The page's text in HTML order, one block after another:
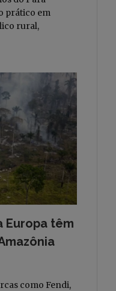
prático em
rural,
Europa têm
como Fendi,